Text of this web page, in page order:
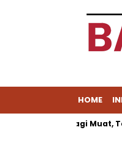
HOME
Tak Lagi Muat,